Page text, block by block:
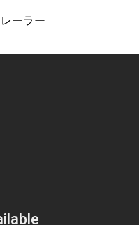
ーラー